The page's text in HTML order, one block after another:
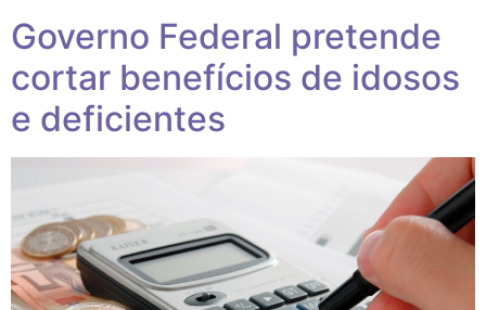
Governo Federal pretende
cortar benefícios de idosos
e deficientes